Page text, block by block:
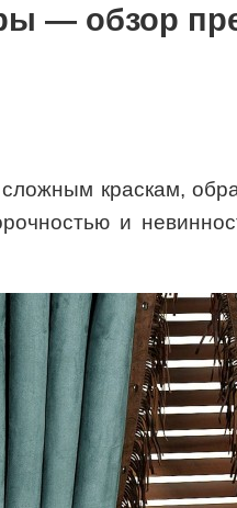
— обзор
краскам,
и